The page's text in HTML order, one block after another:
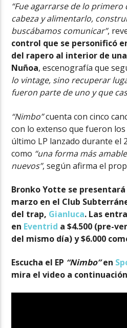
“Fue agarrarse de lo primero
cabeza y alimentarlo,
buscábamos comunicar”,
control que se personificó
del rapero al interior de
Nuñoa, escenografía que
lo vintage, sino recuperar
fueron parte de uno y que
“Nimbo”cuenta con cinco
con lo extenso que fueron los
último LP lanzado durante el
como “una forma más
nuevos”, según afirma el
Bronko Yotte se
marzo en el Club
del trap, Gianluca. Las
en Eventrid a $4.500 (pre-
del mismo día) y $6.000
Escucha el EP “Nimbo”en
mira el video a